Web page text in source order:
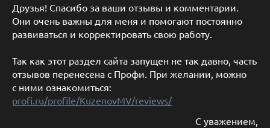
Друзья! Спасибо за ваши отзывы и комментарии.
Они очень важны для меня и помогают постоянно
развиваться и корректировать свою работу.
Так как этот раздел сайта запущен не так давно, часть
отзывов перенесена с Профи. При желании, можно
с ними ознакомиться:
profi.ru/profile/KuzenovMV/reviews/
С уважением,